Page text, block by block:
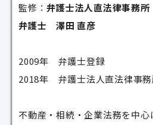
監修：弁護士法人直法律事務
弁護士 澤田 直彦
2009年 弁護士登録
2018年 弁護士法人直法律事務
不動産・相続・企業法務を中心